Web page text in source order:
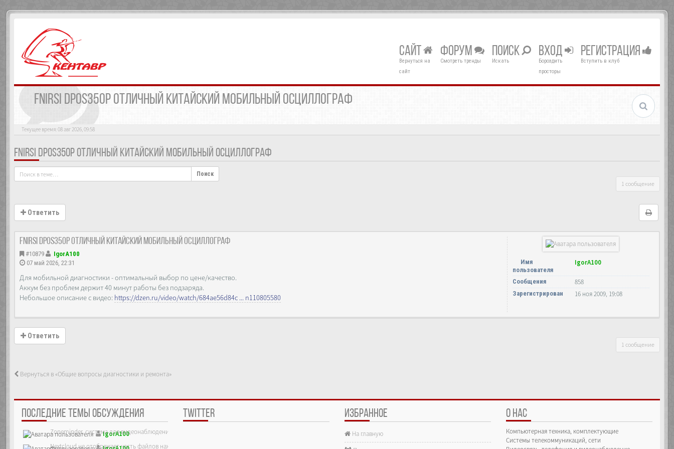
САЙТ
Вернуться на
сайт
ФОРУМ
Смотреть тренды
ПОИСК
Искать
ВХОД
Бороздить
просторы
РЕГИСТРАЦИЯ
Вступить в клуб
FNIRSI DPOS350P ОТЛИЧНЫЙ КИТАЙСКИЙ МОБИЛЬНЫЙ ОСЦИЛЛОГРАФ
Текущее время: 08 авг 2026, 09:58
FNIRSI DPOS350P ОТЛИЧНЫЙ КИТАЙСКИЙ МОБИЛЬНЫЙ ОСЦИЛЛОГРАФ
Поиск
1 сообщение
Ответить
FNIRSI DPOS350P отличный Китайский мобильный осциллограф
#10879
IgorA100
07 май 2026, 22:31
Для мобильной диагностики - оптимальный выбор по цене/качество.
Аккум без проблем держит 40 минут работы без подзаряда.
Небольшое описание с видео: https://dzen.ru/video/watch/684ae56d84c ... n110805580
Имя
пользователя
IgorA100
Сообщения 858
Зарегистрирован 16 ноя 2009, 19:08
Ответить
1 сообщение
Вернуться в «Общие вопросы диагностики и ремонта»
ПОСЛЕДНИЕ ТЕМЫ ОБСУЖДЕНИЯ
Zoneminder, система для видеонаблюдения
IgorA100
Nextcloud не отображает часть файлов находящихся на сервере.
TWITTER ИЗБРАННОЕ
На главную
О НАС
Компьютерная техника, комплектующие
Системы телекоммуникаций, сети